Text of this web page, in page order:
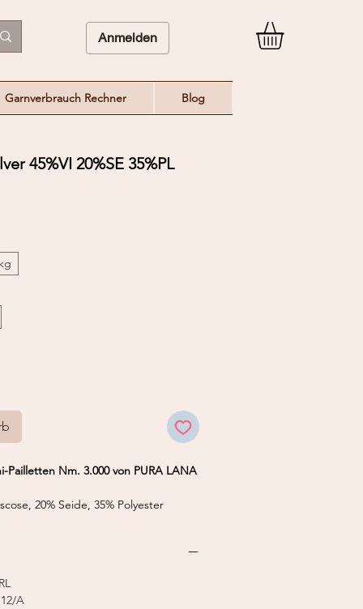
Anmelden
Garnverbrauch Rechner Blog
45%VI 20%SE 35%PL
Pailletten Nm. 3.000 von PURA LANA
20% Seide, 35% Polyester
A